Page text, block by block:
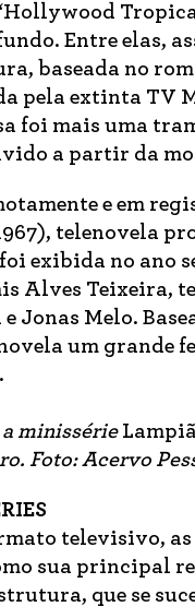
Entre elas,
baseada no
pela extinta TV
foi mais uma
a partir da
e em
telenovela
exibida no ano
Alves Teixeira,
Jonas Melo.
um grande
a minissérie
Foto: Acervo
televisivo,
sua principal
que se